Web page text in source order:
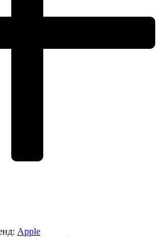
Apple